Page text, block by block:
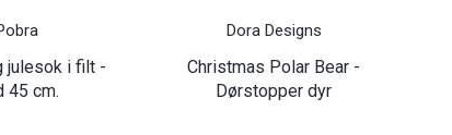
julesok i filt -
45 cm.
Dora Designs
Christmas Polar Bear -
Dørstopper dyr